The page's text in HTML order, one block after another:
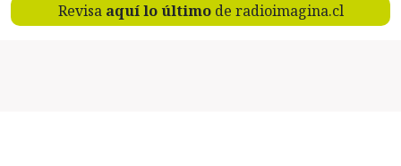
Revisa aquí lo últimode radioimagina.cl